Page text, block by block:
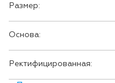
Размер:
Основа:
Ректифицированная: